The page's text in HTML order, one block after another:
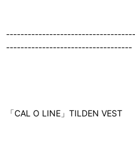
-----------------------------------
「CAL O LINE」TILDEN VEST